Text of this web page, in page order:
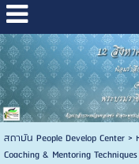
สถาบัน People Develop Center>
Coaching & Mentoring